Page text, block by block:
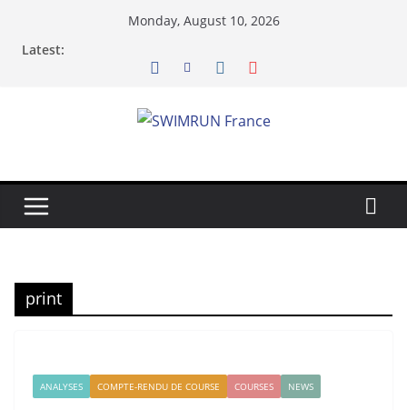
Monday, August 10, 2026
Latest:
print
ANALYSES COMPTE-RENDU DE COURSE COURSES NEWS